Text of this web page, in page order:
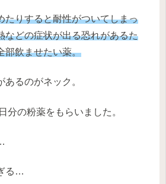
たりすると耐性がついてしまっ
などの症状が出る恐れがあるた
部飲ませたい薬。
あるのがネック。
分の粉薬をもらいました。
る…